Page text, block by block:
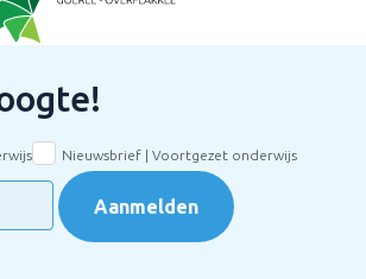
Aanmelden
Nieuwsbrief | Voortgezet onderwijs